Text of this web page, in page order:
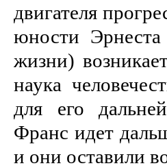
двигателя
юности
жизни)
наука
для его
Франс идет
и они оставили